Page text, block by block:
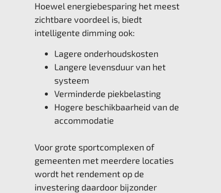
Hoewel energiebesparing het meest
zichtbare voordeel is, biedt
intelligente dimming ook:
Lagere onderhoudskosten
Langere levensduur van het
systeem
Verminderde piekbelasting
Hogere beschikbaarheid van de
accommodatie
Voor grote sportcomplexen of
gemeenten met meerdere locaties
wordt het rendement op de
investering daardoor bijzonder